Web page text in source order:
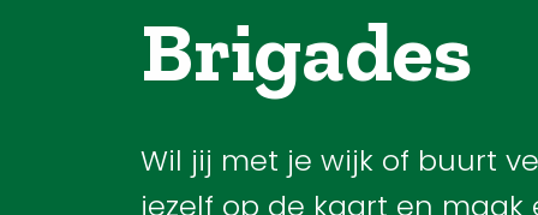
Brigades
Wil jij met je wijk of buurt
jezelf op de kaart en maak